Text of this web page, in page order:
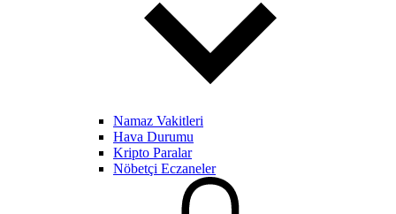
Namaz Vakitleri
Hava Durumu
Kripto Paralar
Nöbetçi Eczaneler